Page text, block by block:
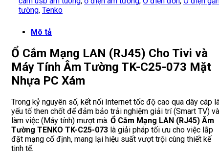
tường, Tenko
Mô tả
Ổ Cắm Mạng LAN (RJ45) Cho Tivi và
Máy Tính Âm Tường TK-C25-073 Mặt
Nhựa PC Xám
Trong kỷ nguyên số, kết nối Internet tốc độ cao qua dây cáp
yếu tố then chốt để đảm bảo trải nghiệm giải trí (Smart TV) và
làm việc (Máy tính) mượt mà. Ổ Cắm Mạng LAN (RJ45) Âm
Tường TENKO TK-C25-073 là giải pháp tối ưu cho việc lắp
đặt mạng cố định, mang lại hiệu suất vượt trội cùng thiết kế
tinh tế.